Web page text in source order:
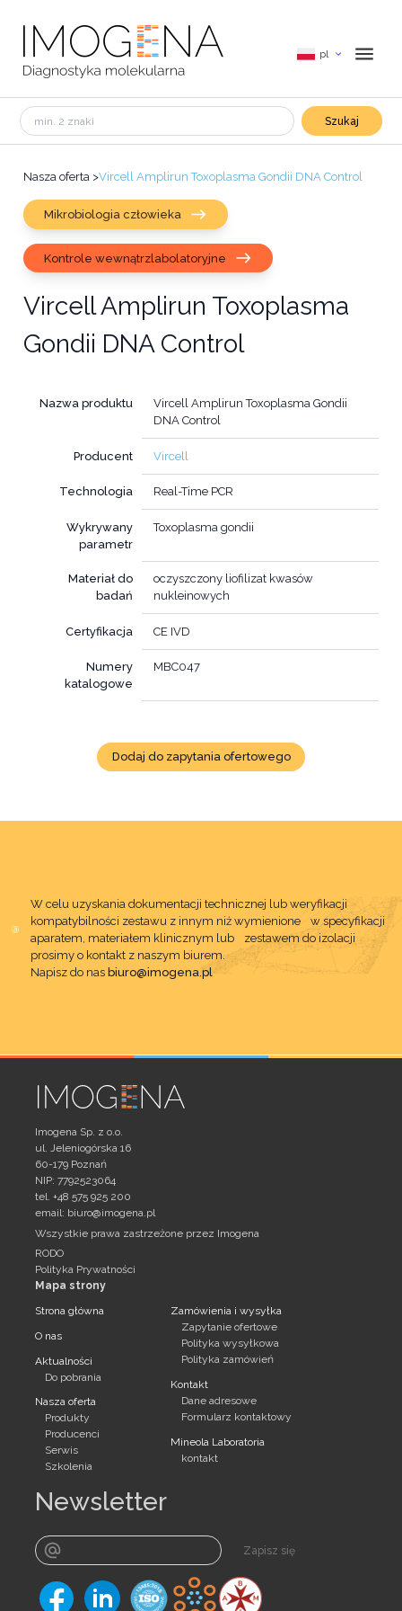
pl
Szukaj
Nasza oferta >Vircell Amplirun Toxoplasma Gondii DNA Control
Mikrobiologia człowieka
Kontrole wewnątrzlabolatoryjne
Vircell Amplirun Toxoplasma
Gondii DNA Control
Nazwa produktu
Vircell Amplirun Toxoplasma Gondii
DNA Control
Producent Vircell
Technologia Real-Time PCR
Wykrywany
parametr
Toxoplasma gondii
Materiał do
badań
oczyszczony liofilizat kwasów
nukleinowych
Certyfikacja CE IVD
Numery
katalogowe
MBC047
Dodaj do zapytania ofertowego
W celu uzyskania dokumentacji technicznej lub weryfikacji
kompatybilności zestawu z innym niż wymienione w specyfikacji
aparatem, materiałem klinicznym lub zestawem do izolacji
prosimy o kontakt z naszym biurem.
Napisz do nas biuro@imogena.pl
Imogena Sp. z o.o.
ul. Jeleniogórska 16
60-179 Poznań
NIP: 7792523064
tel. +48 575 925 200
email: biuro@imogena.pl
Wszystkie prawa zastrzeżone przez Imogena
RODO
Polityka Prywatności
Mapa strony
Strona główna
O nas
Aktualności
Do pobrania
Nasza oferta
Produkty
Producenci
Serwis
Szkolenia
Zamówienia i wysyłka
Zapytanie ofertowe
Polityka wysyłkowa
Polityka zamówień
Kontakt
Dane adresowe
Formularz kontaktowy
Mineola Laboratoria
kontakt
Newsletter
Zapisz się